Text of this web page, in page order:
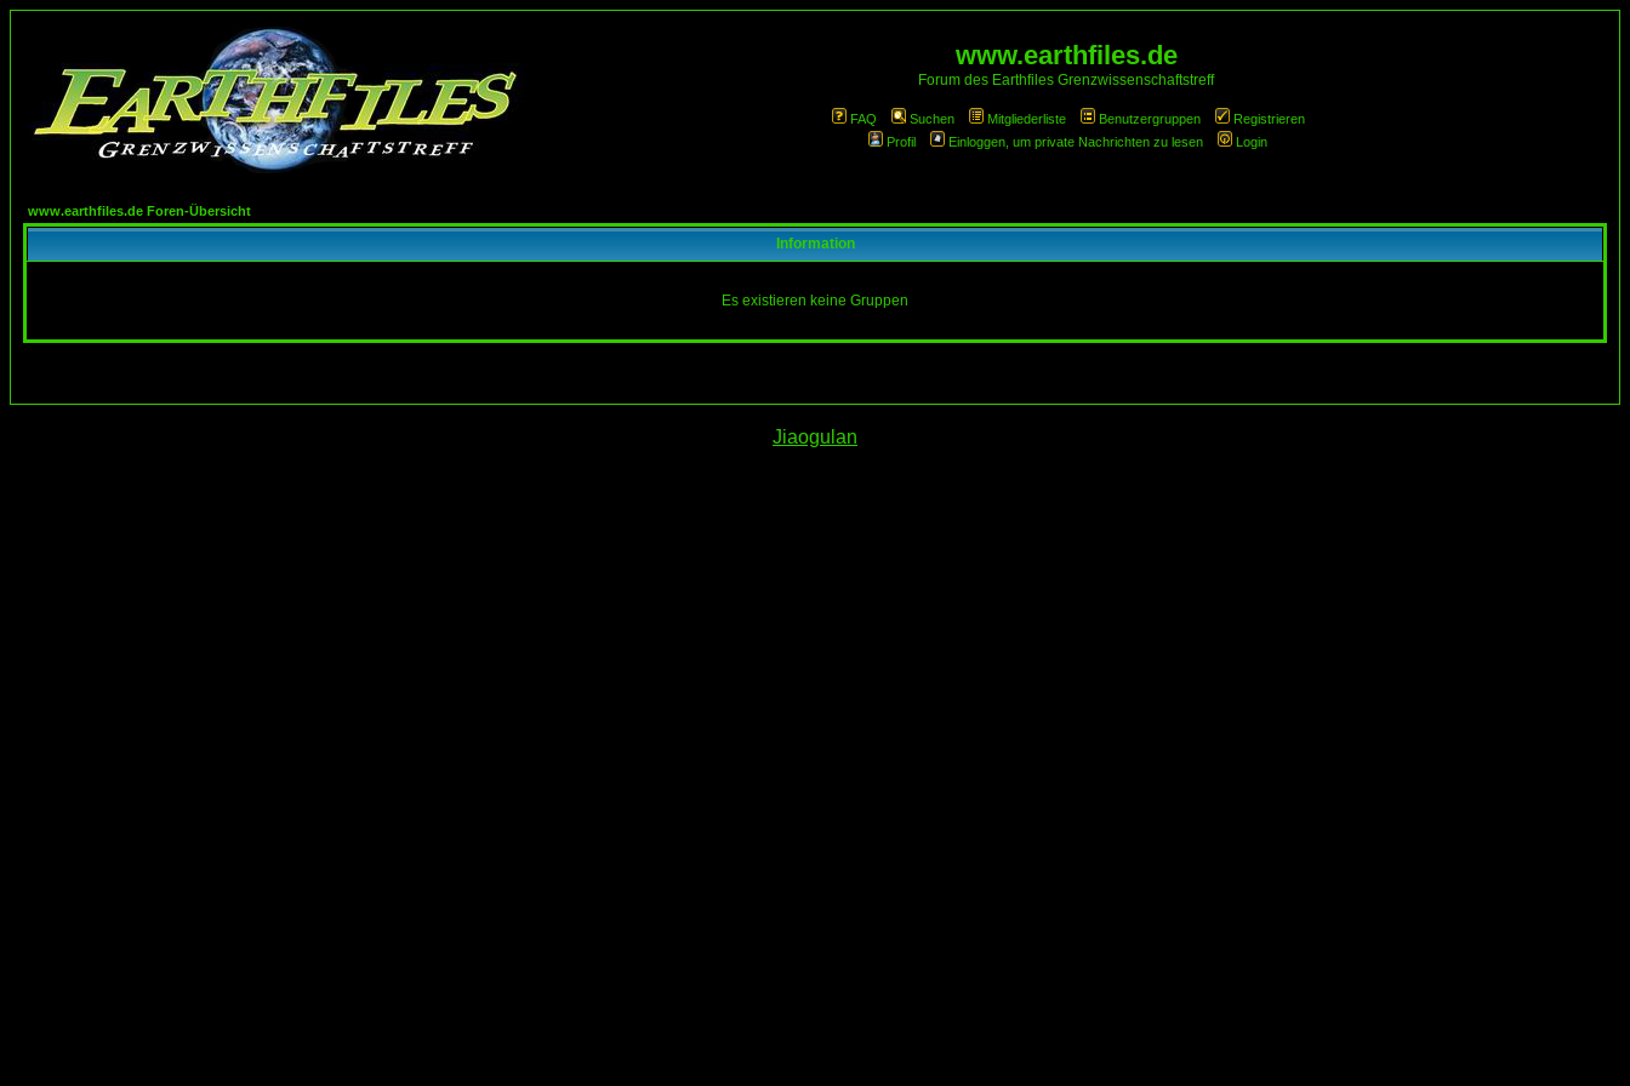
www.earthfiles.de
Forum des Earthfiles Grenzwissenschaftstreff
FAQ Suchen Mitgliederliste Benutzergruppen
Registrieren
Profil
Einloggen, um private Nachrichten zu lesen Login
www.earthfiles.de Foren-Übersicht
Information
Es existieren keine Gruppen
Jiaogulan